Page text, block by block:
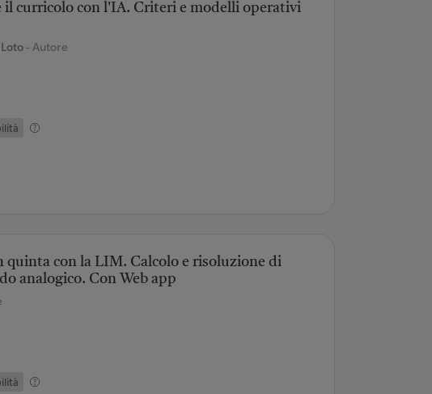
il curricolo con l'IA. Criteri e modelli operativi
- Autore
quinta con la LIM. Calcolo e risoluzione di
analogico. Con Web app